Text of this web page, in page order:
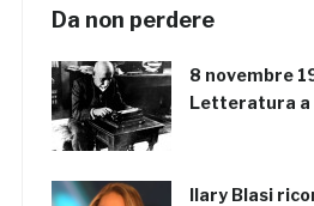
Da non perdere
8 novembre
Letteratura a
Ilary Blasi